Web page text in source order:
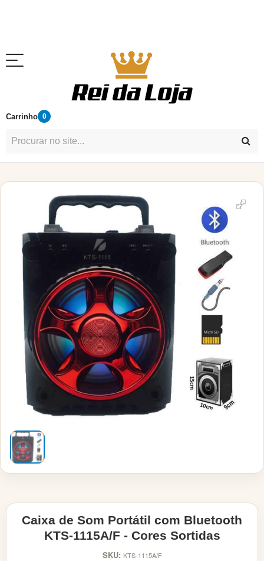
Carrinho 0
Caixa de Som Portátil com Bluetooth
KTS-1115A/F - Cores Sortidas
SKU: KTS-1115A/F